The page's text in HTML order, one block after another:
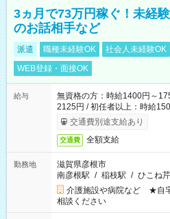
3ヵ月で73万円稼ぐ！未経
のお話相手など
派遣 職種未経験OK 社会人未経験OK
WEB登録・面接OK
給与
無資格の方：時給1400円～
2125円 / 初任者以上：時給
交通費別途支給あり
交通費 全額支給
勤務地
滋賀県彦根市
南彦根駅 / 稲枝駅 / ひこね
介護施設や病院など ★自
相談ください